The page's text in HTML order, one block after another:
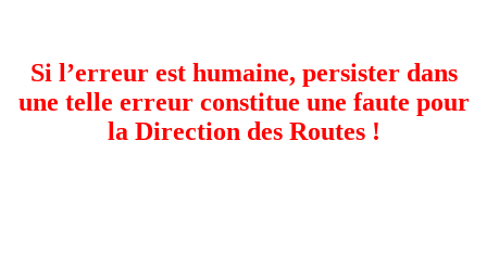
Si l’erreur est humaine, persister dans
une telle erreur constitue une faute pour
la Direction des Routes !